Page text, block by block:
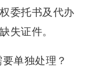
委托书及代办
失证件。
单独处理？